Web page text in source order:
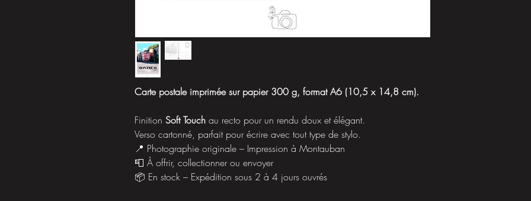
Carte postale imprimée sur papier 300 g, format A6 (10,5 x 14,8 cm).
Finition Soft Touch au recto pour un rendu doux et élégant.
Verso cartonné, parfait pour écrire avec tout type de stylo.
📍 Photographie originale – Impression à Montauban
📮 À offrir, collectionner ou envoyer
📦 En stock – Expédition sous 2 à 4 jours ouvrés